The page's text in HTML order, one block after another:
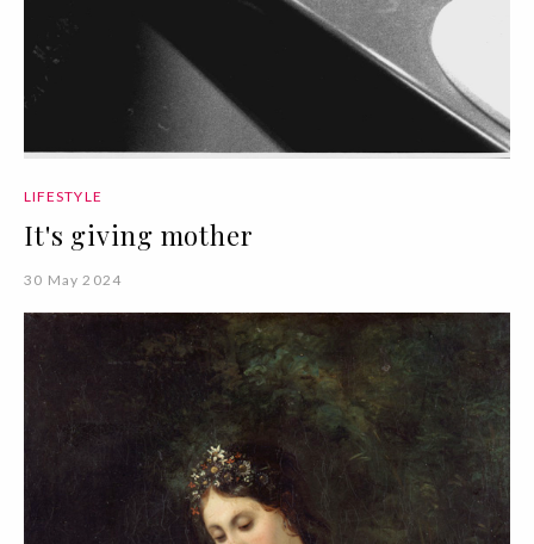
LIFESTYLE
It's giving mother
30 May 2024